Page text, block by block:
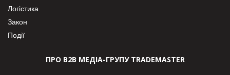
Логістика
Закон
Події
ПРО В2В МЕДІА-ГРУПУ TRADEMASTER